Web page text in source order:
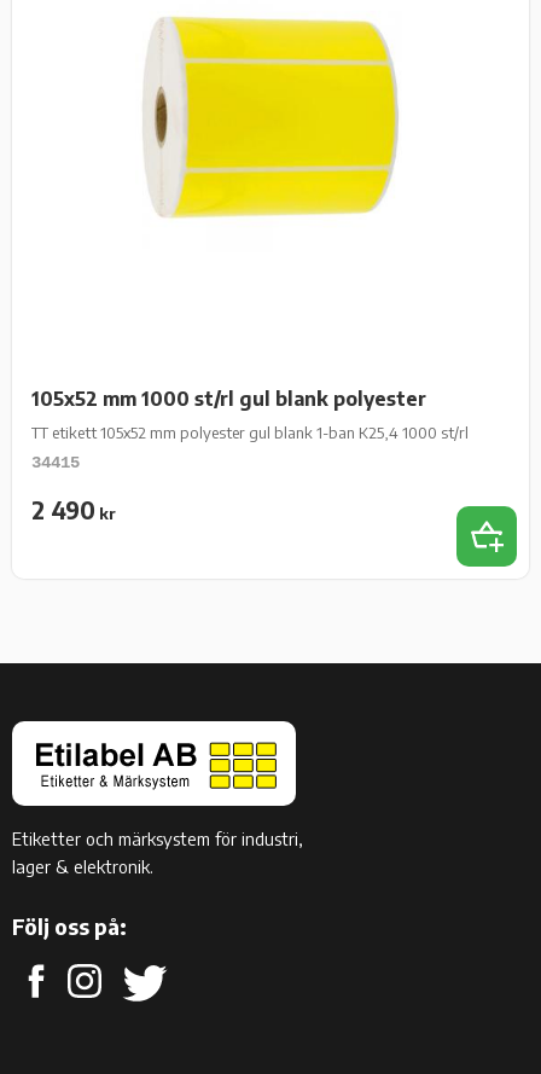
105x52 mm 1000 st/rl gul blank polyester
TT etikett 105x52 mm polyester gul blank 1-ban K25,4 1000 st/rl
34415
2 490 kr
Add
Etiketter och märksystem för industri,
lager & elektronik.
Följ oss på: